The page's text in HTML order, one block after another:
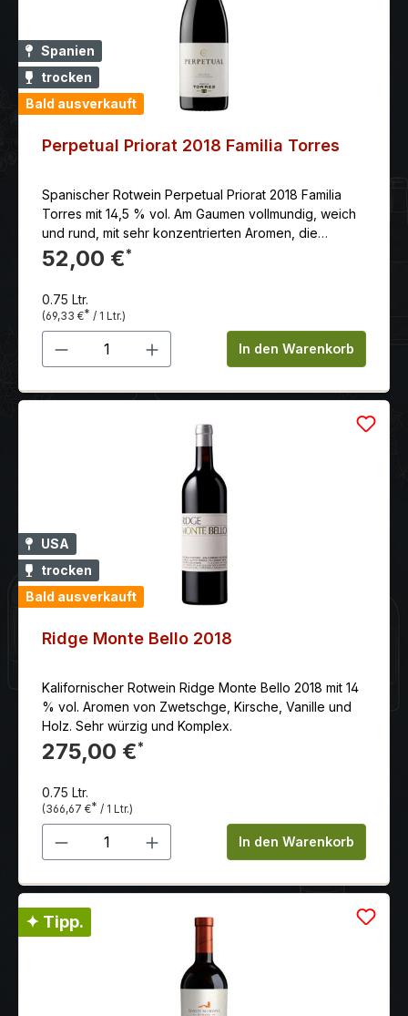
Spanien
trocken
Bald ausverkauft
Perpetual Priorat 2018 Familia Torres
Spanischer Rotwein Perpetual Priorat 2018 Familia
Torres mit 14,5 % vol. Am Gaumen vollmundig, weich
und rund, mit sehr konzentrierten Aromen, die
Tannine sind mollig, reif und süß, und begleiten ein
traumhaft lang anhaltendes Finale
52,00 €*
0.75 Ltr.
(69,33 €* / 1 Ltr.)
Produkt Anzahl: Gib denIn den Warenkorb
USA
trocken
Bald ausverkauft
Ridge Monte Bello 2018
Kalifornischer Rotwein Ridge Monte Bello 2018 mit 14
% vol. Aromen von Zwetschge, Kirsche, Vanille und
Holz. Sehr würzig und Komplex.
275,00 €*
0.75 Ltr.
(366,67 €* / 1 Ltr.)
Produkt Anzahl: Gib denIn den Warenkorb
✦ Tipp.